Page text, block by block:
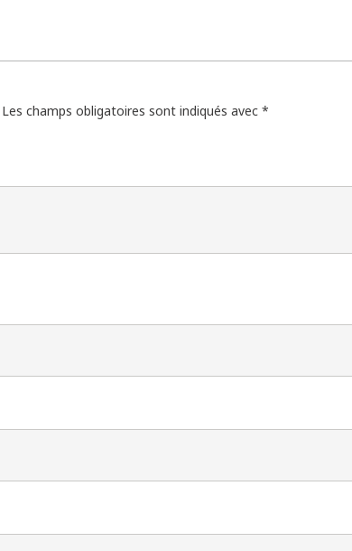
Les champs obligatoires sont indiqués avec *